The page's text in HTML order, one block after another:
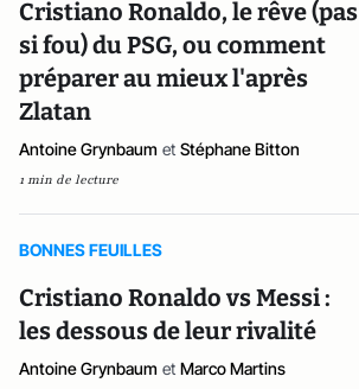
Cristiano Ronaldo, le rêve (pas
si fou) du PSG, ou comment
préparer au mieux l'après
Zlatan
Antoine Grynbaum et Stéphane Bitton
1 min de lecture
BONNES FEUILLES
Cristiano Ronaldo vs Messi :
les dessous de leur rivalité
Antoine Grynbaum et Marco Martins